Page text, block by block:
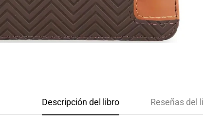
Descripción del libro Reseñas del